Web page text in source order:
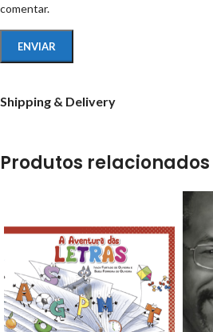
comentar.
Shipping & Delivery
Produtos relacionados